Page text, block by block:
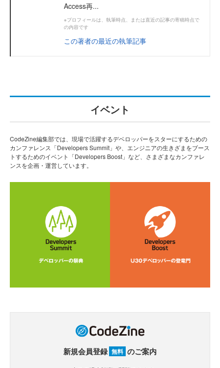
Access再...
※プロフィールは、執筆時点、または直近の記事の寄稿時点で
の内容です
この著者の最近の執筆記事
イベント
CodeZine編集部では、現場で活躍するデベロッパーをスターにするための
カンファレンス「Developers Summit」や、エンジニアの生きざまをブース
トするためのイベント「Developers Boost」など、さまざまなカンファレ
ンスを企画・運営しています。
新規会員登録 無料 のご案内